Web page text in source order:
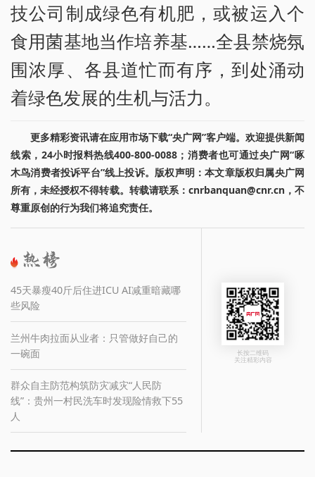
技公司制成绿色有机肥，或被运入个
食用菌基地当作培养基……全县禁烧氛
围浓厚、各县道忙而有序，到处涌动
着绿色发展的生机与活力。
更多精彩资讯请在应用市场下载“央广网”客户端。欢迎提供新闻
线索，24小时报料热线400-800-0088；消费者也可通过央广网“啄
木鸟消费者投诉平台”线上投诉。版权声明：本文章版权归属央广网
所有，未经授权不得转载。转载请联系：cnrbanquan@cnr.cn，不
尊重原创的行为我们将追究责任。
45天暴瘦40斤后住进ICU AI减重暗藏哪
些风险
兰州牛肉拉面从业者：只管做好自己的
一碗面
群众自主防范构筑防灾减灾“人民防
线”：贵州一村民洗车时发现险情救下55
人
长按二维码
关注精彩内容